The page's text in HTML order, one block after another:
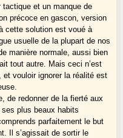
et un manque de
précoce en gascon, version
cette solution est voué à
usuelle de la plupart de nos
manière normale, aussi bien
tout autre. Mais ceci n’est
vouloir ignorer la réalité est
de redonner de la fierté aux
plus beaux habits
parfaitement le but
Il s’agissait de sortir le